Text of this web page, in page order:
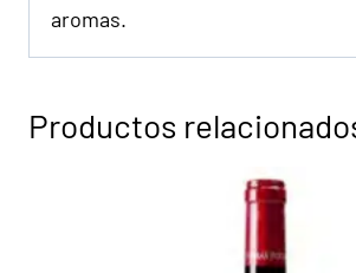
aromas.
Productos